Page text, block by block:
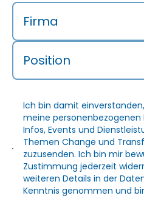
Firma
Position
Ich bin damit
meine
Infos, Events und
Themen Change und
zuzusenden. Ich bin mir
Zustimmung jederzeit
weiteren Details in der
Kenntnis genommen und